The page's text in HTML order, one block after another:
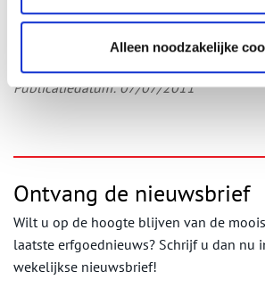
Alleen noodzakelijke
E. de Paepe, Met hart en ziel, Jan Hendrik
antsoenen, pp. 131-134.
Kees van Aggelen en Paul Back, 75 jaar
02.
Publicatiedatum: 07/07/2011
Ontvang de nieuwsbrief
Wilt u op de hoogte blijven van de
laatste erfgoednieuws? Schrijf u dan nu
wekelijkse nieuwsbrief!